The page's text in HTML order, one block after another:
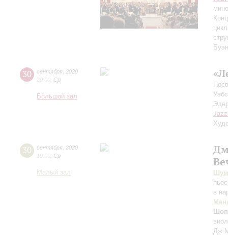
30 сентября 2020
20:00 Ср
Большой зал
30 сентября 2020
19:00 Ср
Малый зал
в